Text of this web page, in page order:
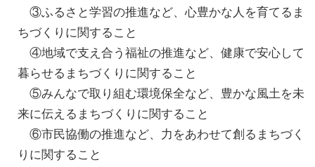
③ふるさと学習の推進など、心豊かな人を育てるま
ちづくりに関すること
④地域で支え合う福祉の推進など、健康で安心して
暮らせるまちづくりに関すること
⑤みんなで取り組む環境保全など、豊かな風土を未
来に伝えるまちづくりに関すること
⑥市民協働の推進など、力をあわせて創るまちづく
りに関すること